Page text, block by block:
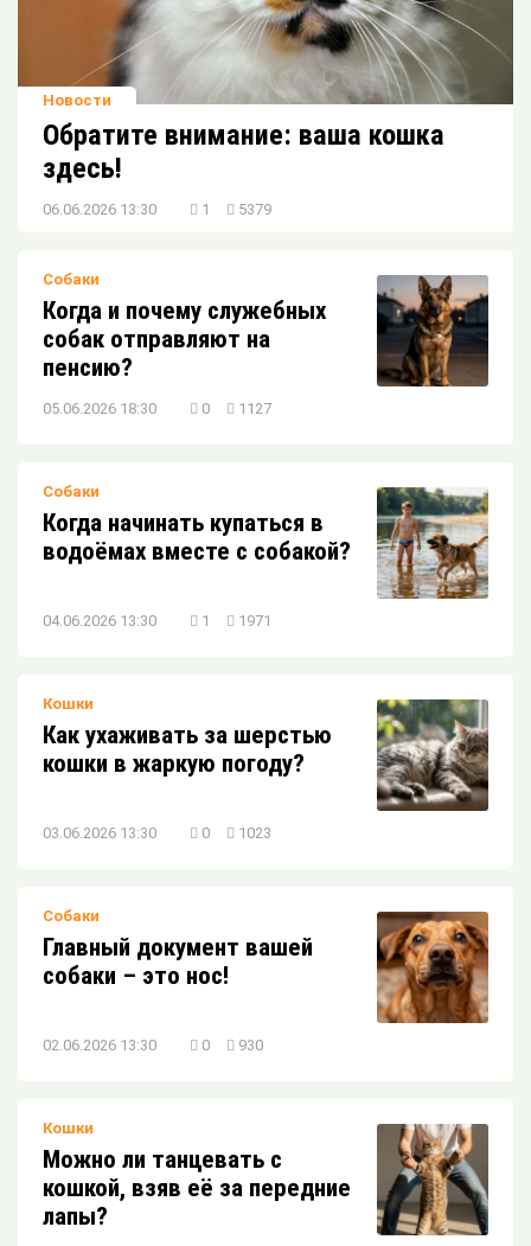
Новости
Обратите внимание: ваша кошка
здесь!
06.06.2026 13:30 1 5379
Собаки
Когда и почему служебных
собак отправляют на
пенсию?
05.06.2026 18:30 0 1127
Собаки
Когда начинать купаться в
водоёмах вместе с собакой?
04.06.2026 13:30 1 1971
Кошки
Как ухаживать за шерстью
кошки в жаркую погоду?
03.06.2026 13:30 0 1023
Собаки
Главный документ вашей
собаки – это нос!
02.06.2026 13:30 0 930
Кошки
Можно ли танцевать с
кошкой, взяв её за передние
лапы?